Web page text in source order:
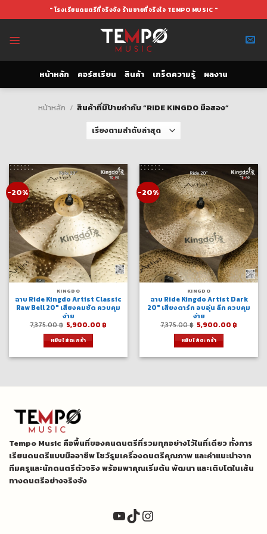
to
" โรงเรียนดนตรีที่จริงจัง ร้านขายที่จริงใจ TEMPO MUSIC "
หน้าหลัก คอร์สเรียน สินค้า เกร็ดความรู้ ผลงาน
หน้าหลัก / สินค้าที่มีป้ายกำกับ “RIDE KINGDO มือสอง”
-20%
KINGDO
ฉาบ Ride Kingdo Artist Classic
Raw Bell 20″ เสียงคมชัด ควบคุม
ง่าย
7,375.00฿ Original
price
was:
7,375.00 ฿.
5,900.00 ฿
หยิบใส่ตะกร้า
-20%
KINGDO
ฉาบ Ride Kingdo Artist Dark
20″ เสียงดาร์ก อบอุ่น ลึก ควบคุม
ง่าย
7,375.00฿ Original
price
was:
7,375.00 ฿.
5,900.00 ฿
หยิบใส่ตะกร้า
Tempo Music คือพื้นที่ของคนดนตรีที่รวมทุกอย่างไว้ในที่เดียว ทั้งการ
เรียนดนตรีแบบมืออาชีพ โชว์รูมเครื่องดนตรีคุณภาพ และคำแนะนำจาก
ทีมครูและนักดนตรีตัวจริง พร้อมพาคุณเริ่มต้น พัฒนา และเติบโตในเส้น
ทางดนตรีอย่างจริงจัง
YouTube
TikTok
Instagram